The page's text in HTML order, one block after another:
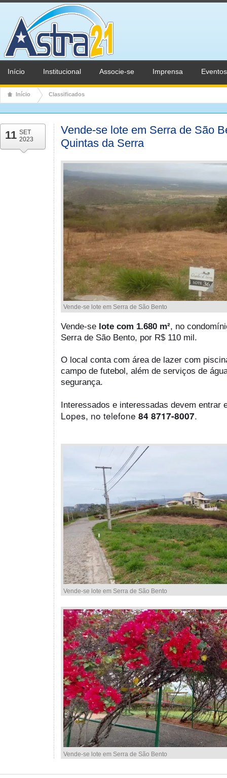
Início Institucional Associe-se Imprensa Eventos
Início Classificados
11 SET
2023
Vende-se lote em Serra de São
Quintas da Serra
Vende-se lote em Serra de São Bento
Vende-se lote com 1.680 m², no
Serra de São Bento, por R$ 110 mil.
O local conta com área de lazer com
campo de futebol, além de serviços de
segurança.
Interessados e interessadas devem entrar
Lopes, no telefone 84 8717-8007.
Vende-se lote em Serra de São Bento
Vende-se lote em Serra de São Bento